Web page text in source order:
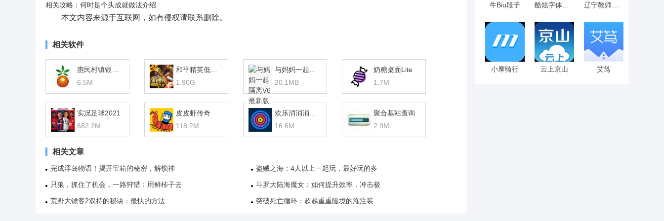
相关攻略：何时是个头成就做法介绍
本文内容来源于互联网，如有侵权请联系删除。
相关软件
6.5M
1.90G
20.1MB
奶糖桌面Lite
1.7M
实况足球2021
682.2M
皮皮虾传奇
118.2M
16.6M
聚合基站查询
2.9M
相关文章
完成浮岛物语！揭开宝箱的秘密，解锁神 盗贼之海：4人以上一起玩，最好玩的多
只狼，抓住了机会，一路狩猎：用鲜柿子去 斗罗大陆海魔女：如何提升效率，冲击极
荒野大镖客2双持的秘诀：最快的方法 突破死亡循环：超越重重险境的灌注装
牛Biu段子
小摩骑行 云上京山 艾笃